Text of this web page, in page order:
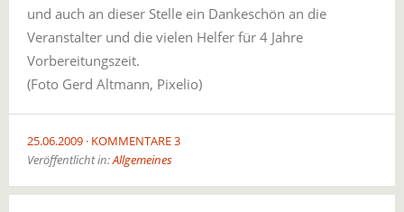
und auch an dieser Stelle ein Dankeschön an die
Veranstalter und die vielen Helfer für 4 Jahre
Vorbereitungszeit.
(Foto Gerd Altmann, Pixelio)
25.06.2009 KOMMENTARE 3
Veröffentlicht in:Allgemeines